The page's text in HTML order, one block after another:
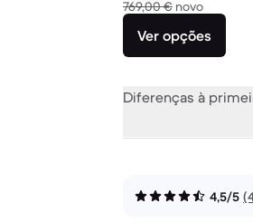
769,00 € novoVersus
Ver opções
Diferenças à
4,5/5